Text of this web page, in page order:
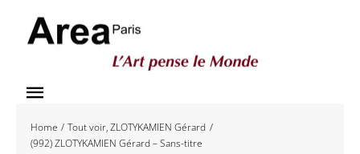
Toggle
Navigation
Accueil
Home Tout voir ZLOTYKAMIEN Gérard
(992) ZLOTYKAMIEN Gérard – Sans-titre